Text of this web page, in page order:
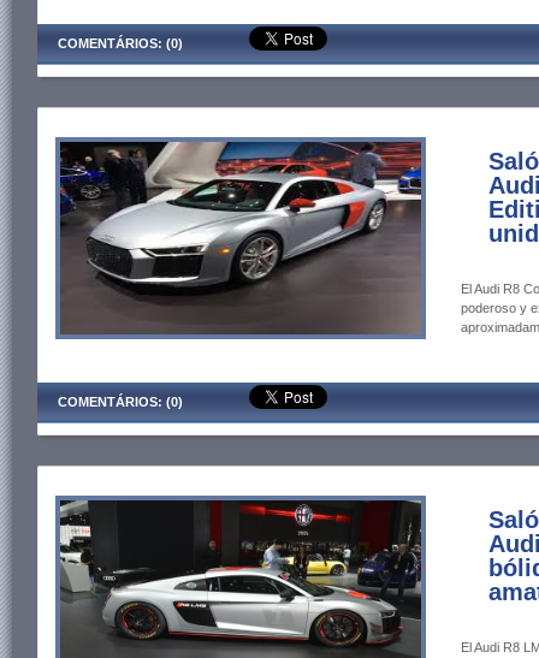
COMENTÁRIOS: (0)
El Audi R8
poderoso y
COMENTÁRIOS: (0)
El Audi R8